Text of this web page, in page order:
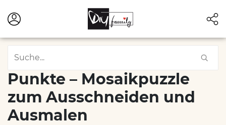
Punkte – Mosaikpuzzle
zum Ausschneiden und
Ausmalen